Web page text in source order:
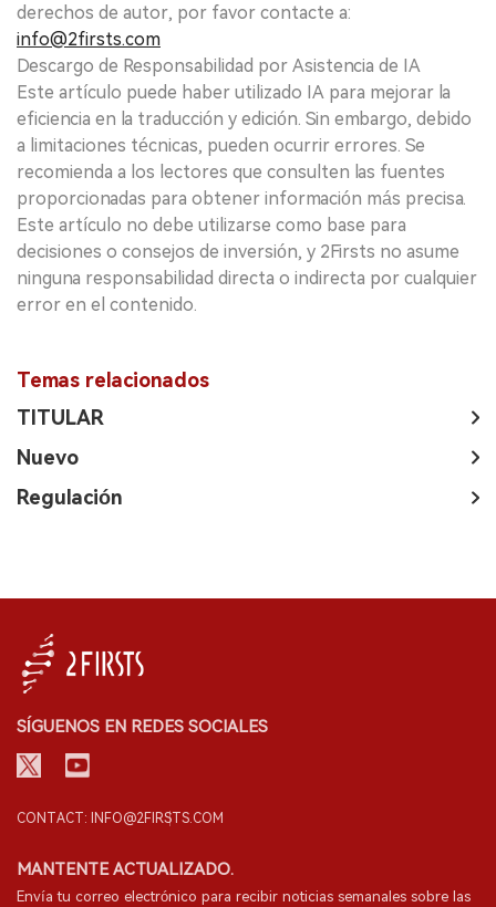
derechos de autor, por favor contacte a:
info@2firsts.com
Descargo de Responsabilidad por Asistencia de IA
Este artículo puede haber utilizado IA para mejorar la
eficiencia en la traducción y edición. Sin embargo, debido
a limitaciones técnicas, pueden ocurrir errores. Se
recomienda a los lectores que consulten las fuentes
proporcionadas para obtener información más precisa.
Este artículo no debe utilizarse como base para
decisiones o consejos de inversión, y 2Firsts no asume
ninguna responsabilidad directa o indirecta por cualquier
error en el contenido.
Temas relacionados
TITULAR
Nuevo
Regulación
SÍGUENOS EN REDES SOCIALES
CONTACT: INFO@2FIRSTS.COM
MANTENTE ACTUALIZADO.
Envía tu correo electrónico para recibir noticias semanales sobre las